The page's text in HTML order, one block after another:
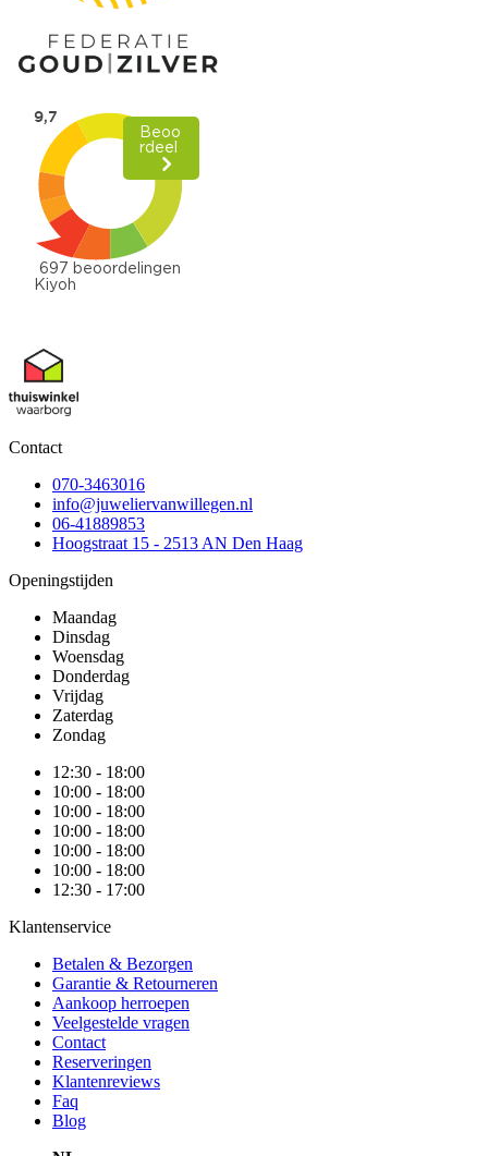
Contact
070-3463016
info@juweliervanwillegen.nl
06-41889853
Hoogstraat 15 - 2513 AN Den Haag
Openingstijden
Maandag
Dinsdag
Woensdag
Donderdag
Vrijdag
Zaterdag
Zondag
12:30 - 18:00
10:00 - 18:00
10:00 - 18:00
10:00 - 18:00
10:00 - 18:00
10:00 - 18:00
12:30 - 17:00
Klantenservice
Betalen & Bezorgen
Garantie & Retourneren
Aankoop herroepen
Veelgestelde vragen
Contact
Reserveringen
Klantenreviews
Faq
Blog